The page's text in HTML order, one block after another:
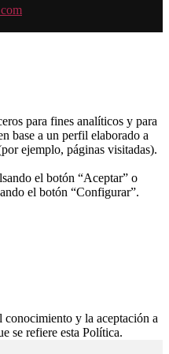
para fines analíticos y para
base a un perfil elaborado a
ejemplo, páginas visitadas).
el botón “Aceptar” o
el botón “Configurar”.
y la aceptación a
se refiere esta Política.